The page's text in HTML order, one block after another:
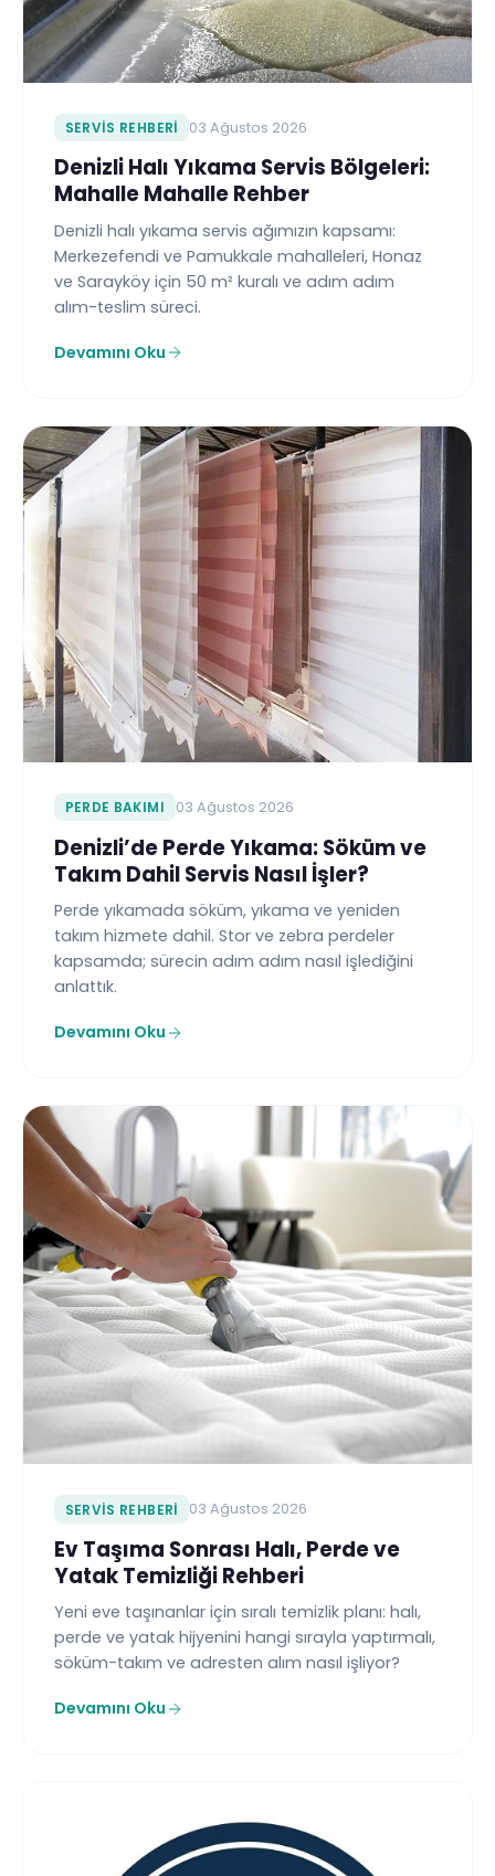
SERVIS REHBERI 03 Ağustos 2026
Denizli Halı Yıkama Servis Bölgeleri:
Mahalle Mahalle Rehber
Denizli halı yıkama servis ağımızın kapsamı:
Merkezefendi ve Pamukkale mahalleleri, Honaz
ve Sarayköy için 50 m² kuralı ve adım adım
alım-teslim süreci.
Devamını Oku
PERDE BAKIMI 03 Ağustos 2026
Denizli’de Perde Yıkama: Söküm ve
Takım Dahil Servis Nasıl İşler?
Perde yıkamada söküm, yıkama ve yeniden
takım hizmete dahil. Stor ve zebra perdeler
kapsamda; sürecin adım adım nasıl işlediğini
anlattık.
Devamını Oku
SERVIS REHBERI 03 Ağustos 2026
Ev Taşıma Sonrası Halı, Perde ve
Yatak Temizliği Rehberi
Yeni eve taşınanlar için sıralı temizlik planı: halı,
perde ve yatak hijyenini hangi sırayla yaptırmalı,
söküm-takım ve adresten alım nasıl işliyor?
Devamını Oku